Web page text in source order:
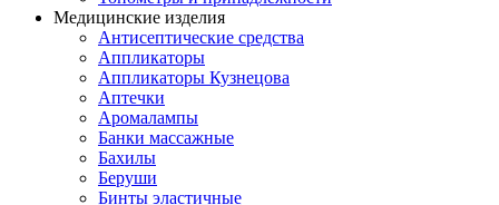
Медицинские изделия
Антисептические средства
Аппликаторы
Аппликаторы Кузнецова
Аптечки
Аромалампы
Банки массажные
Бахилы
Беруши
Бинты эластичные